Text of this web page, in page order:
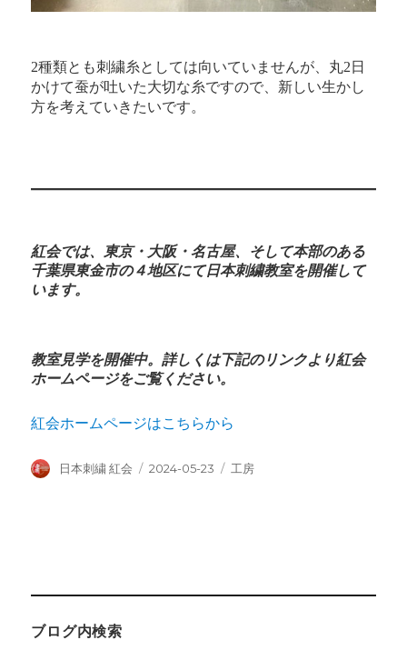
2種類とも刺繍糸としては向いていませんが、丸2日
かけて蚕が吐いた大切な糸ですので、新しい生かし
方を考えていきたいです。
紅会では、東京・大阪・名古屋、そして本部のある
千葉県東金市の４地区にて日本刺繍教室を開催して
います。
教室見学を開催中。詳しくは下記のリンクより紅会
ホームページをご覧ください。
紅会ホームページはこちらから
投
日本刺繍 紅会
投
2024-05-23
カ
工房
ブログ内検索